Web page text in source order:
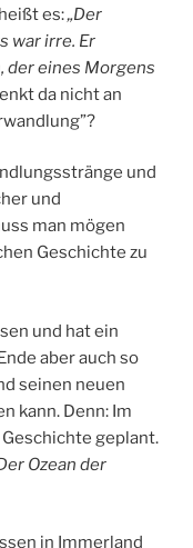
es:„Der
war irre. Er
der eines Morgens
da nicht an
und
und
man mögen
Geschichte zu
und hat ein
aber auch so
seinen neuen
kann. Denn: Im
geplant.
Ozean der
in Immerland